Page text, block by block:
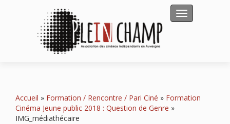
Afficher/
Accueil » Formation / Rencontre / Pari Ciné » Formation
Cinéma Jeune public 2018 : Question de Genre »
IMG_médiathécaire